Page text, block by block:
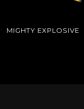
MIGHTY EXPLOSIVE